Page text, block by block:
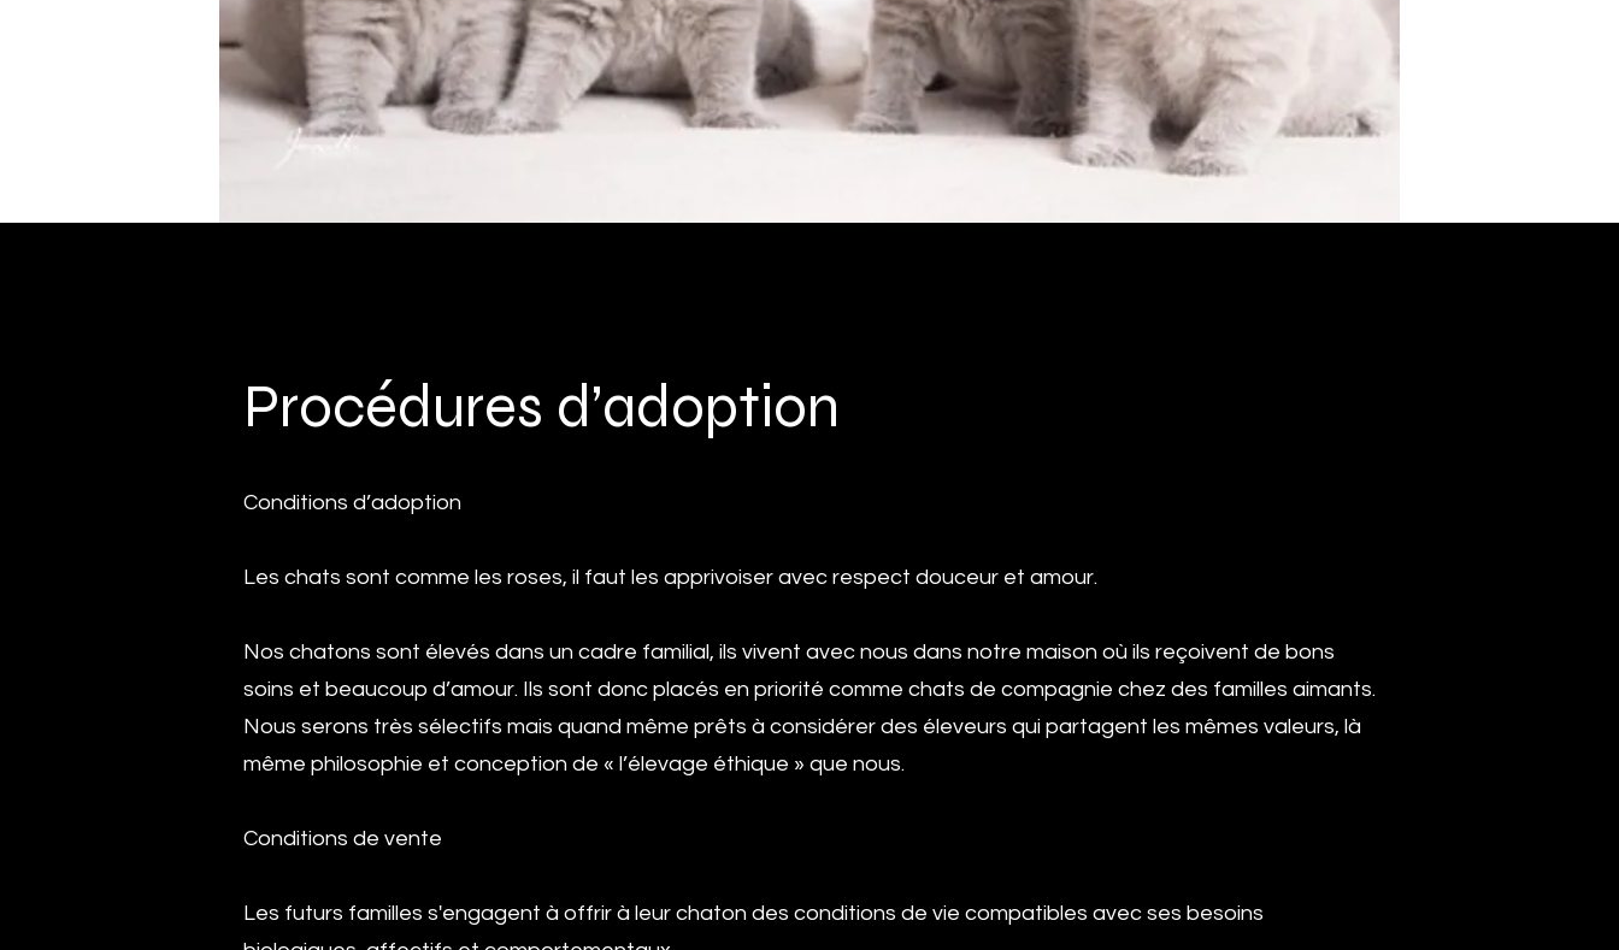
Procédures d’adoption
Conditions d’adoption
Les chats sont comme les roses, il faut les apprivoiser avec respect douceur et amour.
Nos chatons sont élevés dans un cadre familial, ils vivent avec nous dans notre maison où ils reçoivent de bons
soins et beaucoup d’amour. Ils sont donc placés en priorité comme chats de compagnie chez des familles aimants.
Nous serons très sélectifs mais quand même prêts à considérer des éleveurs qui partagent les mêmes valeurs, là
même philosophie et conception de « l’élevage éthique » que nous.
Conditions de vente
Les futurs familles s'engagent à offrir à leur chaton des conditions de vie compatibles avec ses besoins